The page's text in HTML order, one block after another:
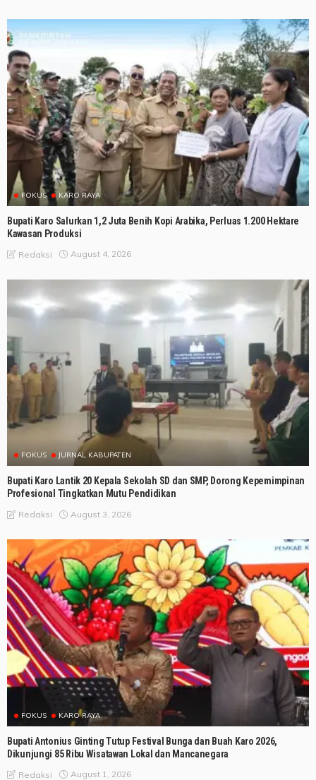
FOKUS KARO RAYA
Bupati Karo Salurkan 1,2 Juta Benih Kopi Arabika, Perluas 1.200 Hektare
Kawasan Produksi
Redaksi August 4, 2026
FOKUS JURNAL KABUPATEN
Bupati Karo Lantik 20 Kepala Sekolah SD dan SMP, Dorong Kepemimpinan
Profesional Tingkatkan Mutu Pendidikan
Redaksi August 3, 2026
FOKUS KARO RAYA
Bupati Antonius Ginting Tutup Festival Bunga dan Buah Karo 2026,
Dikunjungi 85 Ribu Wisatawan Lokal dan Mancanegara
Redaksi August 1, 2026